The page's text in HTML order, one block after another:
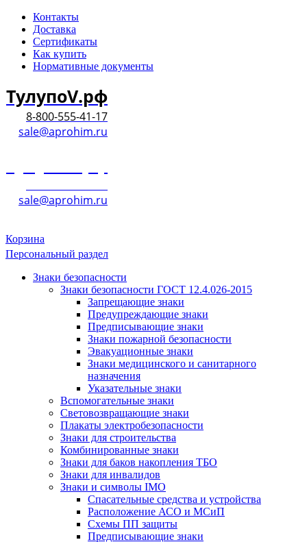
Контакты
Доставка
Сертификаты
Как купить
Нормативные документы
ТулупоV.рф
8-800-555-41-17
sale@aprohim.ru
sale@aprohim.ru
Корзина
Персональный раздел
Знаки безопасности
Знаки безопасности ГОСТ 12.4.026-2015
Запрещающие знаки
Предупреждающие знаки
Предписывающие знаки
Знаки пожарной безопасности
Эвакуационные знаки
Знаки медицинского и санитарного
назначения
Указательные знаки
Вспомогательные знаки
Световозвращающие знаки
Плакаты электробезопасности
Знаки для строительства
Комбинированные знаки
Знаки для баков накопления ТБО
Знаки для инвалидов
Знаки и символы IMO
Спасательные средства и устройства
Расположение АСО и МСиП
Схемы ПП защиты
Предписывающие знаки